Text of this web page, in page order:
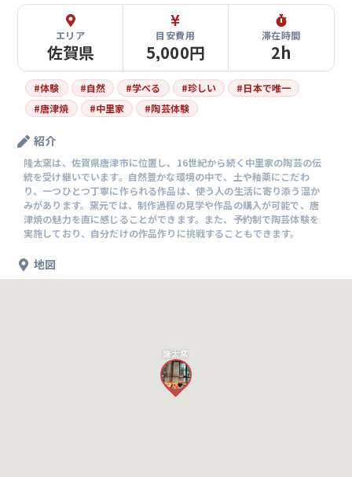
エリア
佐賀県
目安費用
5,000円
滞在時間
2h
#体験 #自然 #学べる #珍しい #日本で唯一
#唐津焼 #中里家 #陶芸体験
紹介
隆太窯は、佐賀県唐津市に位置し、16世紀から続く中里家の陶芸の伝
統を受け継いでいます。自然豊かな環境の中で、土や釉薬にこだわ
り、一つひとつ丁寧に作られる作品は、使う人の生活に寄り添う温か
みがあります。窯元では、制作過程の見学や作品の購入が可能で、唐
津焼の魅力を直に感じることができます。また、予約制で陶芸体験を
実施しており、自分だけの作品作りに挑戦することもできます。
地図
隆太窯